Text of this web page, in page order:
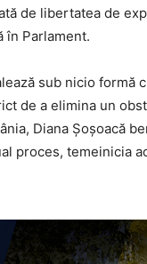
de libertatea de
în Parlament.
sub nicio formă
de a elimina un
Diana Șoșoacă
proces, temeinicia